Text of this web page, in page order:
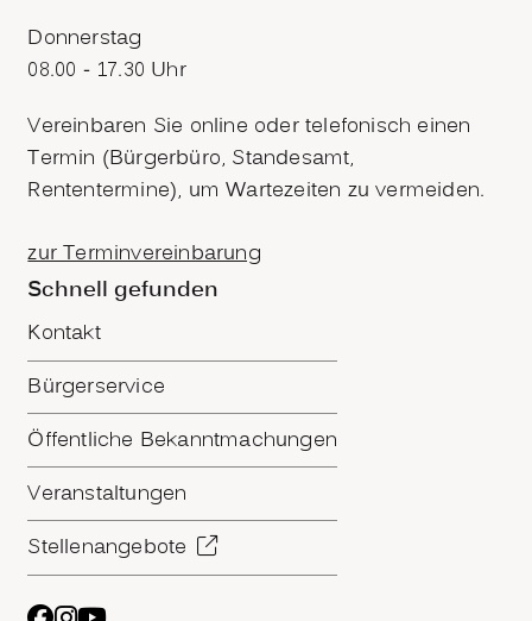
Donnerstag
08.00 - 17.30 Uhr
Vereinbaren Sie online oder telefonisch einen
Termin (Bürgerbüro, Standesamt,
Rententermine), um Wartezeiten zu vermeiden.
zur Terminvereinbarung
Schnell gefunden
Kontakt
Bürgerservice
Öffentliche Bekanntmachungen
Veranstaltungen
Stellenangebote